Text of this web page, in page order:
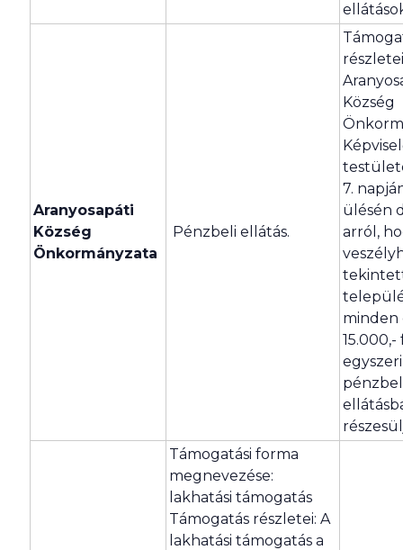
Aranyosapáti
Község
Önkormányzata
Pénzbeli ellátás.
Község
7.
ülésén
arról,
minden
egyszeri
Támogatási forma
megnevezése:
lakhatási támogatás
Támogatás részletei: A
lakhatási támogatás a